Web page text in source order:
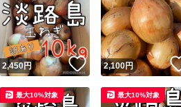
2,450円 いいね！
2,100円
最大10%対象 最大10%対象